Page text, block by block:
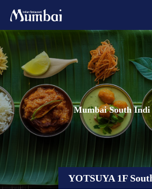
YOTSUYA 1F
Mumbai South Indian S